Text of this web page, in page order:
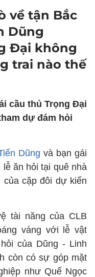
về tận Bắc
Dũng
Đại không
trai nào thế
cầu thủ Trọng Đại
dự đám hỏi
Dũng và bạn gái
ăn hỏi tại quê nhà
cặp đôi dự kiến
tài năng của CLB
váng với lễ vật
của Dũng - Linh
còn có sự góp mặt
như Quế Ngọc